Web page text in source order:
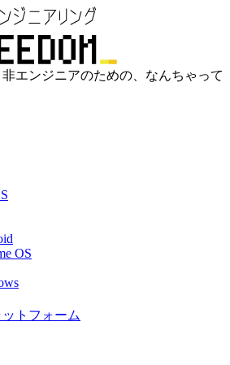
エンジニアのための、なんちゃって
OS
トフォーム